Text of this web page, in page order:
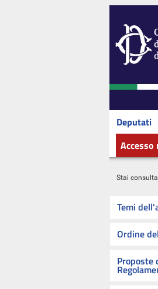
Deputati
Accesso
Stai
Temi
Ordine
Proposte